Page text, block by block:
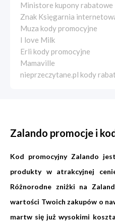
Ministore kupony rabatowe
Znak Księgarnia
Muza kody promocyjne
I love Milk
Erli kody promocyjne
Mamaville
nieprzeczytane.pl kody
Zalando promocje i
Kod promocyjny Zalando
produkty w atrakcyjnej
Różnorodne zniżki na
wartości Twoich zakupów o
martw się już wysokimi